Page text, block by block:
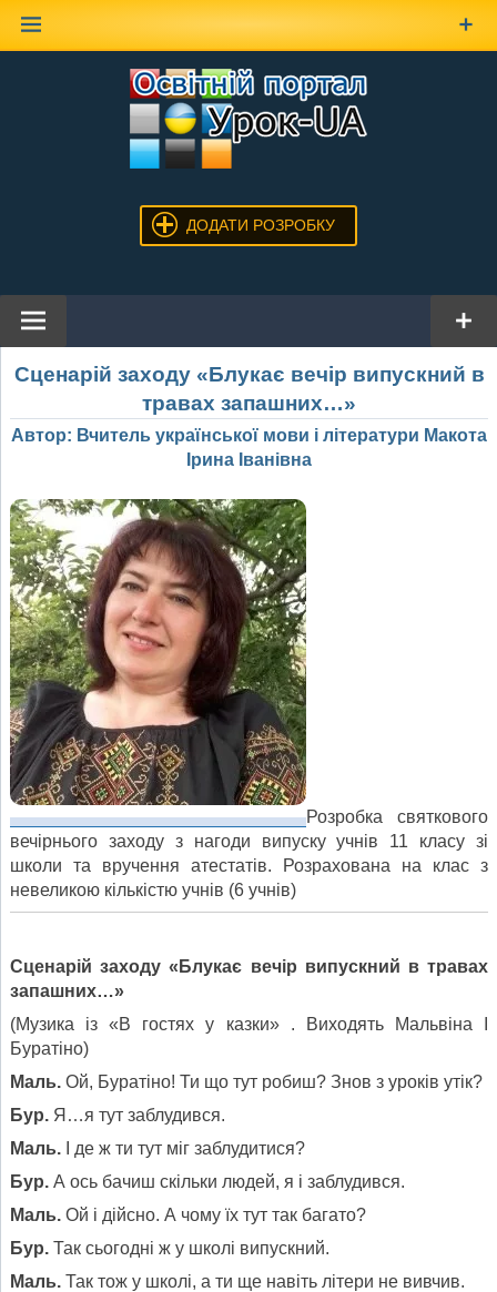
ДОДАТИ РОЗРОБКУ
Сценарій заходу «Блукає вечір випускний в
травах запашних…»
Автор: Вчитель української мови і літератури Макота
Ірина Іванівна
Розробка святкового
вечірнього заходу з нагоди випуску учнів 11 класу зі
школи та вручення атестатів. Розрахована на клас з
невеликою кількістю учнів (6 учнів)
Сценарій заходу «Блукає вечір випускний в травах
запашних…»
(Музика із «В гостях у казки» . Виходять Мальвіна І
Буратіно)
Маль. Ой, Буратіно! Ти що тут робиш? Знов з уроків утік?
Бур. Я…я тут заблудився.
Маль. І де ж ти тут міг заблудитися?
Бур. А ось бачиш скільки людей, я і заблудився.
Маль. Ой і дійсно. А чому їх тут так багато?
Бур. Так сьогодні ж у школі випускний.
Маль. Так тож у школі, а ти ще навіть літери не вивчив.